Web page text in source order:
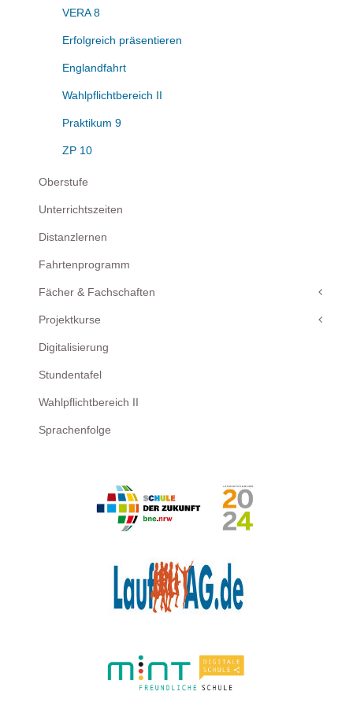
VERA 8
Erfolgreich präsentieren
Englandfahrt
Wahlpflichtbereich II
Praktikum 9
ZP 10
Oberstufe
Unterrichtszeiten
Distanzlernen
Fahrtenprogramm
Fächer & Fachschaften
Projektkurse
Digitalisierung
Stundentafel
Wahlpflichtbereich II
Sprachenfolge